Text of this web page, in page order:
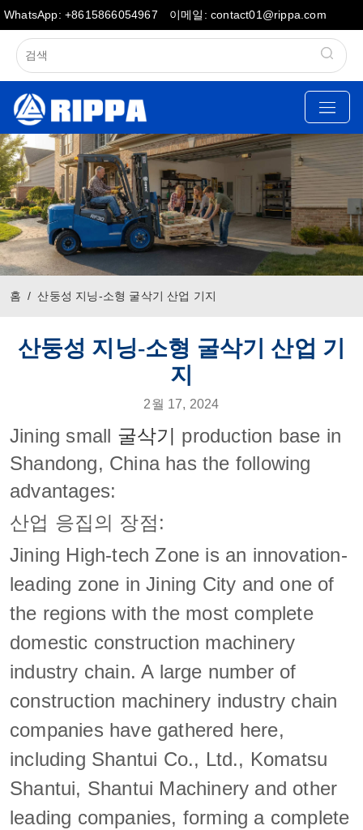
WhatsApp: +8615866054967 이메일: contact01@rippa.com
홈 산둥성 지닝-소형 굴삭기 산업 기지
산둥성 지닝-소형 굴삭기 산업 기
지
2월 17, 2024
Jining small 굴삭기
production base in
Shandong, China has the following
advantages:
산업 응집의 장점:
Jining High-tech Zone is an innovation-
leading zone in Jining City and one of
the regions with the most complete
domestic construction machinery
industry chain. A large number of
construction machinery industry chain
companies have gathered here,
including Shantui Co., Ltd., Komatsu
Shantui, Shantui Machinery and other
leading companies, forming a complete